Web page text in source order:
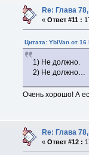
Re: Глава
«Ответ #11 :
Цитата: YbiVan от
1) Не должно.
2) Не должно…
Очень хорошо! А
Re: Глава
«Ответ #12 :